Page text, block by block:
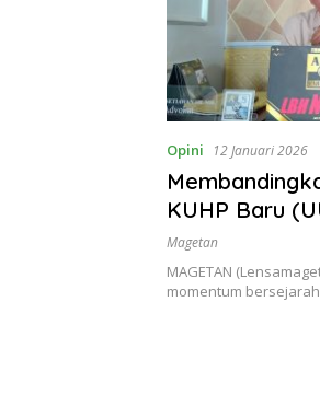
Opini 12 Januari 2026
KUHP Baru
Magetan
MAGETAN
momentum